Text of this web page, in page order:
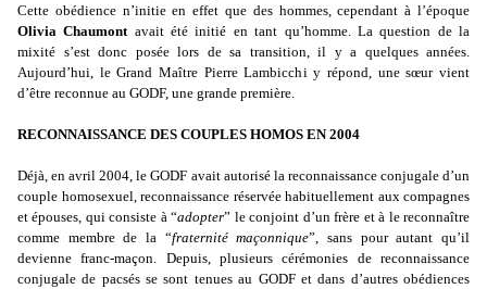
Cette obédience n’initie en effet que des hommes, cependant à l’époque
Olivia Chaumontavait été initié en tant qu’homme. La question de la
mixité s’est donc posée lors de sa transition, il y a quelques années.
Aujourd’hui, le Grand Maître Pierre Lambicchi y répond, une sœur vient
d’être reconnue au GODF, une grande première.
RECONNAISSANCE DES COUPLES HOMOS EN 2004
Déjà, en avril 2004, le GODF avait autorisé la reconnaissance conjugale d’un
couple homosexuel, reconnaissance réservée habituellement aux compagnes
et épouses, qui consiste à “adopter” le conjoint d’un frère et à le reconnaître
comme membre de la “fraternité maçonnique”, sans pour autant qu’il
devienne franc-maçon. Depuis, plusieurs cérémonies de reconnaissance
conjugale de pacsés se sont tenues au GODF et dans d’autres obédiences